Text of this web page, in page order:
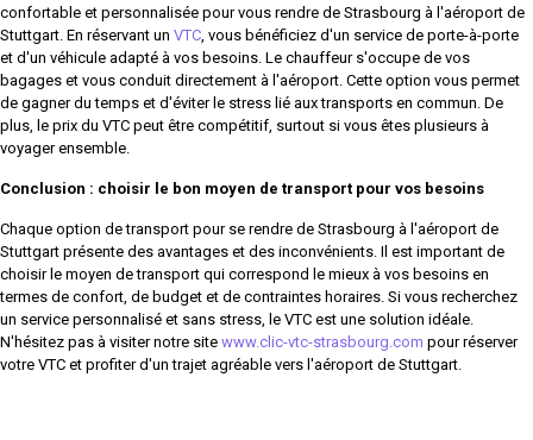
confortable et personnalisée pour vous rendre de Strasbourg à l'aéroport de
Stuttgart. En réservant un VTC , vous bénéficiez d'un service de porte-à-porte
et d'un véhicule adapté à vos besoins. Le chauffeur s'occupe de vos
bagages et vous conduit directement à l'aéroport. Cette option vous permet
de gagner du temps et d'éviter le stress lié aux transports en commun. De
plus, le prix du VTC peut être compétitif, surtout si vous êtes plusieurs à
voyager ensemble.
Conclusion : choisir le bon moyen de transport pour vos besoins
Chaque option de transport pour se rendre de Strasbourg à l'aéroport de
Stuttgart présente des avantages et des inconvénients. Il est important de
choisir le moyen de transport qui correspond le mieux à vos besoins en
termes de confort, de budget et de contraintes horaires. Si vous recherchez
un service personnalisé et sans stress, le VTC est une solution idéale.
N'hésitez pas à visiter notre site www.clic-vtc-strasbourg.com pour réserver
votre VTC et profiter d'un trajet agréable vers l'aéroport de Stuttgart.